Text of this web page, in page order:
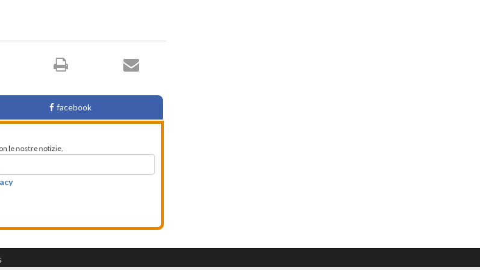
facebook
le nostre notizie.